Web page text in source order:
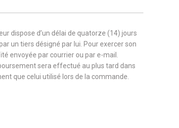
dispose d’un délai de quatorze (14) jours
un tiers désigné par lui. Pour exercer son
envoyée par courrier ou par e-mail.
sera effectué au plus tard dans
que celui utilisé lors de la commande.